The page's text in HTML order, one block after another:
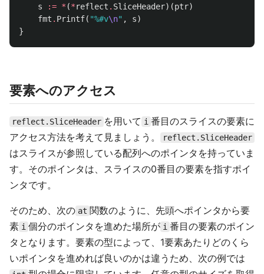
s
:= * (*reflect . SliceHeader)(ptr)
fmt . Printf( "%#v\n" , s)
}
要素へのアクセス
reflect.SliceHeader を用いて i 番目のスライスの要素に
アクセス方法を考えて見ましょう。
reflect.SliceHeader
はスライスが参照している配列へのポインタを持っていま
す。そのポインタは、スライスの0番目の要素を指すポイ
ンタです。
そのため、次の at 関数のように、先頭へポインタから要
素 i 個分のポインタを進めた場所が i 番目の要素のポイン
タとなります。要素の型によって、1要素あたりどのくら
いポインタを進めれば良いのかは違うため、次の例では